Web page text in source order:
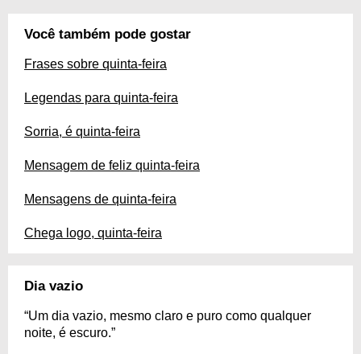
Você também pode gostar
Frases sobre quinta-feira
Legendas para quinta-feira
Sorria, é quinta-feira
Mensagem de feliz quinta-feira
Mensagens de quinta-feira
Chega logo, quinta-feira
Dia vazio
“Um dia vazio, mesmo claro e puro como qualquer
noite, é escuro.”